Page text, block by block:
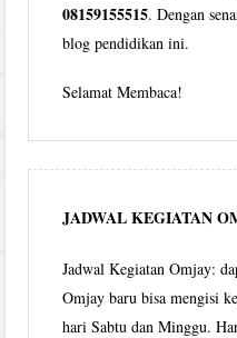
08159155515. Dengan
blog pendidikan ini.
Selamat Membaca!
JADWAL KEGIATAN
Jadwal Kegiatan Omjay:
Omjay baru bisa mengisi
hari Sabtu dan Minggu.